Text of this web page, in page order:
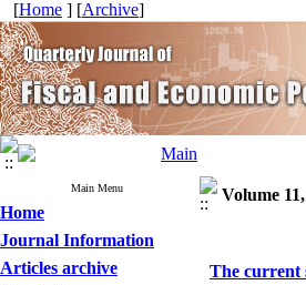
[Home ] [Archive]
Main Menu
Home
Journal Information
Articles archive
Volume
The current